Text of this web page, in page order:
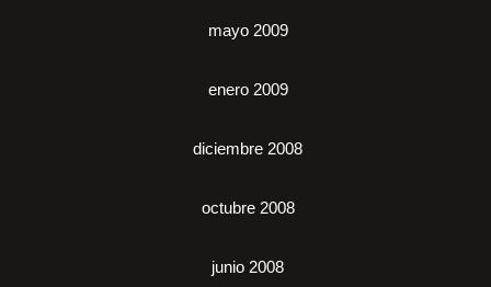
mayo 2009
enero 2009
diciembre 2008
octubre 2008
junio 2008